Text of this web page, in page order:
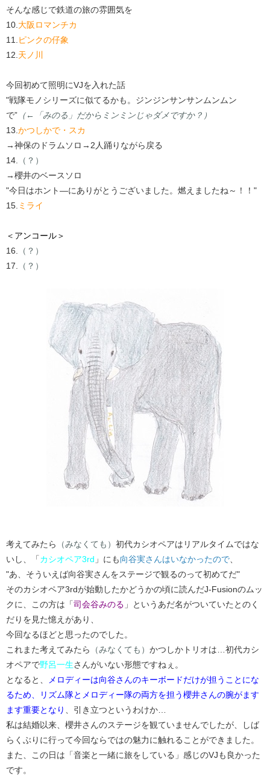
そんな感じで鉄道の旅の雰囲気を
10. 大阪ロマンチカ
11. ピンクの仔象
12. 天ノ川
今回初めて照明にVJを入れた話
"戦隊モノシリーズに似てるかも。ジンジンサンサンムンムン
で” （←「みのる」だからミンミンじゃダメですか？）
13. かつしかで・スカ
→神保のドラムソロ→2人踊りながら戻る
14.
（？）
→櫻井のベースソロ
"今日はホント―にありがとうございました。燃えましたね～！！"
15. ミライ
＜アンコール＞
16.
（？）
17.
（？）
考えてみたら （みなくても） 初代カシオペアはリアルタイムではな
いし、「カシオペア3rd 」にも向谷実さんはいなかったので
"あ、そういえば向谷実さんをステージで観るのって初めてだ"
そのカシオペア3rdが始動したかどうかの頃に読んだJ-Fusionのムッ
クに、この方は「司会谷みのる 」というあだ名がついていたとのく
だりを見た憶えがあり、
今回なるほどと思ったのでした。
これまた考えてみたら
（みなくても） かつしかトリオは…初代カシ
オペアで野呂一生さんがいない形態ですねぇ。
となると、
メロディーは向谷さんのキーボードだけが担うことにな
るため、リズム隊とメロディー隊の両方を担う櫻井さんの腕がます
ます重要となり
、引き立つというわけか…
私は結婚以来、櫻井さんのステージを観ていませんでしたが、しば
らくぶりに行って今回ならではの魅力に触れることができました。
また、この日は「音楽と一緒に旅をしている」感じのVJも良かった
です。